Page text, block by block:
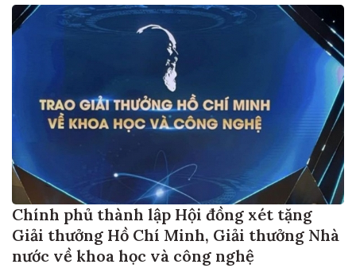
Chính phủ thành lập Hội đồng xét tặng
Giải thưởng Hồ Chí Minh, Giải thưởng Nhà
nước về khoa học và công nghệ